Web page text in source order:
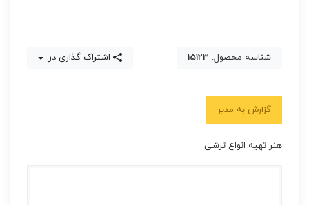
شناسه محصول: 15123 اشتراک گذاری در
گزارش به مدیر
هنر تهیه انواع ترشی